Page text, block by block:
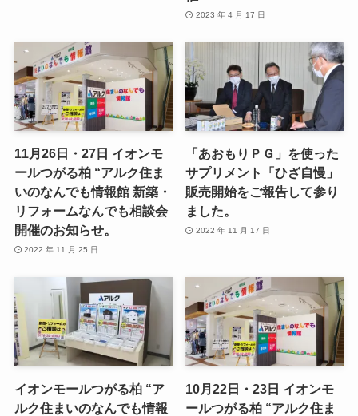
2023 年 4 月 17 日
11月26日・27日 イオンモ
ールつがる柏 “アルク住ま
いのなんでも情報館 新築・
リフォームなんでも相談会
開催のお知らせ。
2022 年 11 月 25 日
「あおもりＰＧ」を使った
サプリメント「ひざ自慢」
販売開始をご報告して参り
ました。
2022 年 11 月 17 日
イオンモールつがる柏 “ア
ルク住まいのなんでも情報
10月22日・23日 イオンモ
ールつがる柏 “アルク住ま